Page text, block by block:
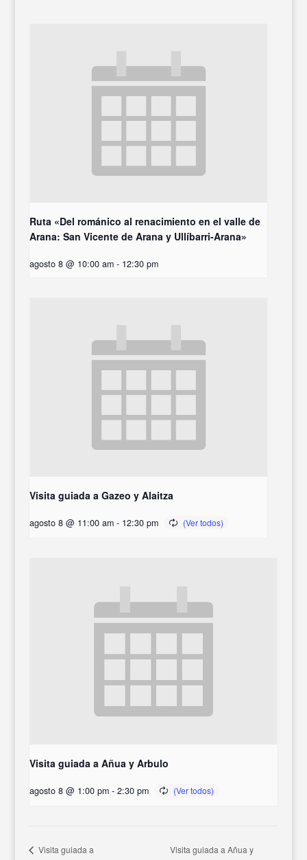
Ruta «Del románico al renacimiento en el valle de
Arana: San Vicente de Arana y Ullíbarri-Arana»
agosto 8 @ 10:00 am - 12:30 pm
Visita guiada a Gazeo y Alaitza
agosto 8 @ 11:00 am - 12:30 pm
Visita guiada a Añua y Arbulo
agosto 8 @ 1:00 pm - 2:30 pm
Visita guiada a
Visita guiada a Añua y